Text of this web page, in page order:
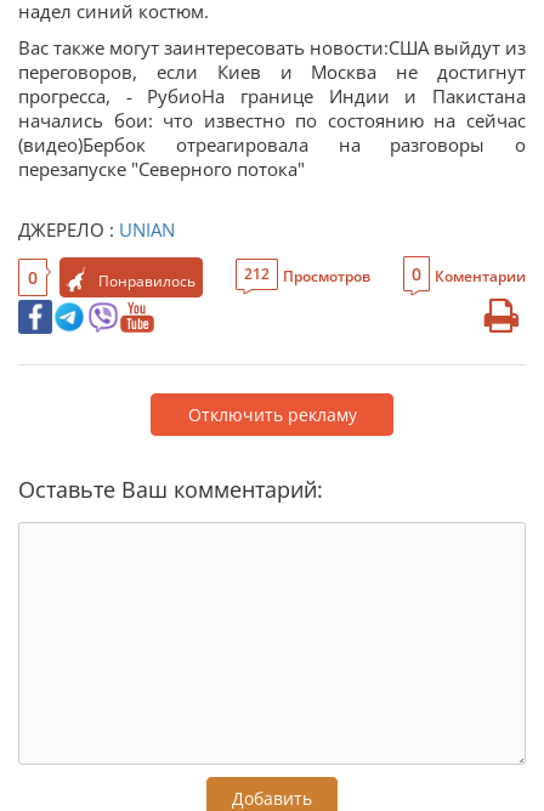
надел синий костюм.
Вас также могут заинтересовать новости:США выйдут из
переговоров, если Киев и Москва не достигнут
прогресса, - РубиоНа границе Индии и Пакистана
начались бои: что известно по состоянию на сейчас
(видео)Бербок отреагировала на разговоры о
перезапуске "Северного потока"
ДЖЕРЕЛО : UNIAN
0 Понравилось 212 Просмотров 0 Коментарии
Отключить рекламу
Оставьте Ваш комментарий:
Добавить